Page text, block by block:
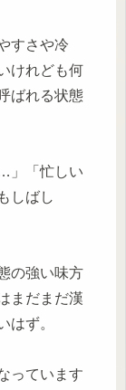
すさや冷
けれども何
ばれる状態
」「忙しい
しばし
の強い味方
まだまだ漢
はず。
っています